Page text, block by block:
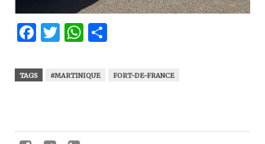
Facebook
Twitter
WhatsApp
TAGS #MARTINIQUE FORT-DE-FRANCE